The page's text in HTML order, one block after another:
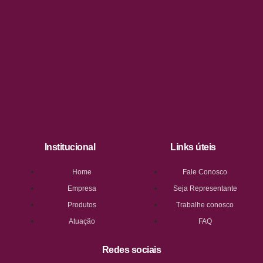
Institucional
Home
Empresa
Produtos
Atuação
Links úteis
Fale Conosco
Seja Representante
Trabalhe conosco
FAQ
Redes sociais